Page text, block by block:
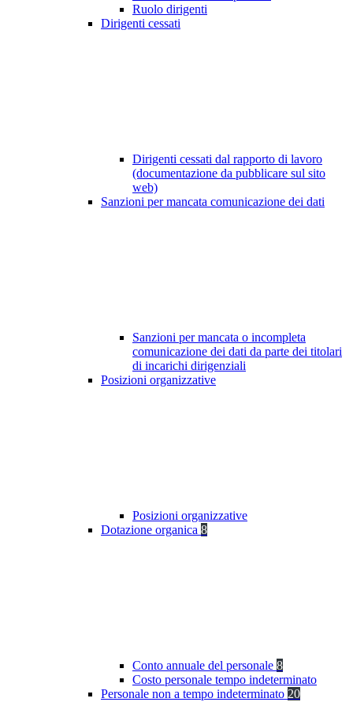
Ruolo dirigenti
Dirigenti cessati
Dirigenti cessati dal rapporto di lavoro
(documentazione da pubblicare sul sito
web)
Sanzioni per mancata comunicazione dei dati
Sanzioni per mancata o incompleta
comunicazione dei dati da parte dei titolari
di incarichi dirigenziali
Posizioni organizzative
Posizioni organizzative
Dotazione organica 8
Conto annuale del personale 8
Costo personale tempo indeterminato
Personale non a tempo indeterminato 20